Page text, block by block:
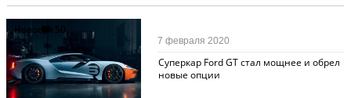
Новости 50
Суперкар Ford GT стал мощнее и обрел
новые опции
7 февраля 2020